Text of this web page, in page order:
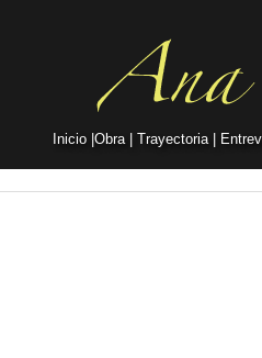
Inicio Obra Trayectoria|